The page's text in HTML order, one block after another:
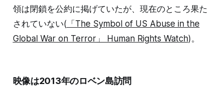
領は閉鎖を公約に掲げていたが、現在のところ果た
されていない( 「The Symbol of US Abuse in the
Global War on Terror」 Human Rights Watch)。
映像は2013年のロベン島訪問